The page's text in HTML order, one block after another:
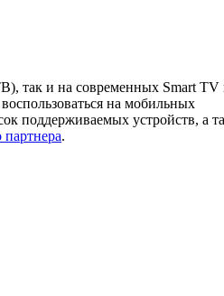
так и на современных Smart TV
на мобильных
поддерживаемых устройств, а
.